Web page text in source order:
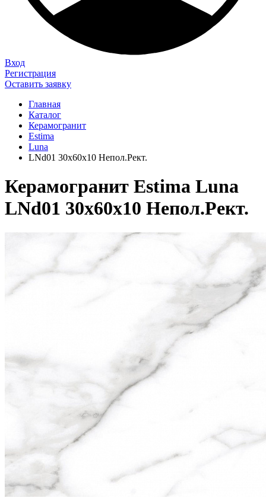
Вход
Регистрация
Оставить заявку
Главная
Каталог
Керамогранит
Estima
Luna
LNd01 30x60x10 Непол.Рект.
Керамогранит Estima Luna
LNd01 30x60x10 Непол.Рект.